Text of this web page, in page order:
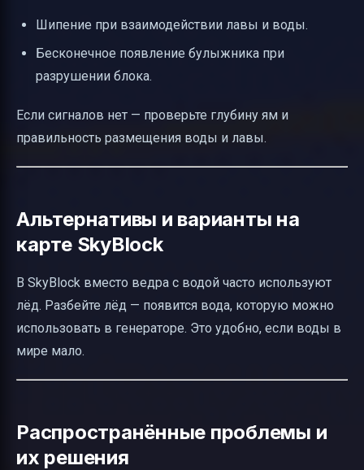
Шипение при взаимодействии лавы и воды.
Бесконечное появление булыжника при
разрушении блока.
Если сигналов нет — проверьте глубину ям и
правильность размещения воды и лавы.
Альтернативы и варианты на
карте SkyBlock
В SkyBlock вместо ведра с водой часто используют
лёд. Разбейте лёд — появится вода, которую можно
использовать в генераторе. Это удобно, если воды в
мире мало.
Распространённые проблемы и
их решения